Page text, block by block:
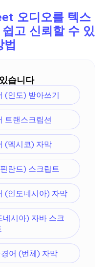
이어, 이탈리아어, 버마
리어, 헝가리어 등 77
오디오를 텍스
고 신뢰할 수 있
법
습니다
(인도) 받아쓰기
트랜스크립션
(멕시코) 자막
란드) 스크립트
(인도네시아) 자막
시아) 자바 스크
어 (번체) 자막